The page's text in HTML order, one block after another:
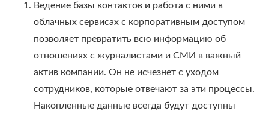
Ведение базы контактов и работа с ними в
облачных сервисах с корпоративным доступом
позволяет превратить всю информацию об
отношениях с журналистами и СМИ в важный
актив компании. Он не исчезнет с уходом
сотрудников, которые отвечают за эти процессы.
Накопленные данные всегда будут доступны